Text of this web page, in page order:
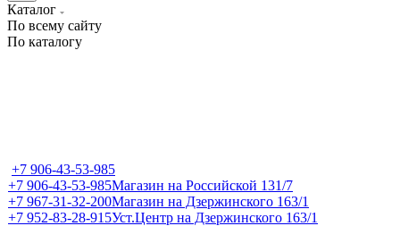
Каталог
По всему сайту
По каталогу
+7 906-43-53-985
+7 906-43-53-985Магазин на Российской 131/7
+7 967-31-32-200Магазин на Дзержинского 163/1
+7 952-83-28-915Уст.Центр на Дзержинского 163/1